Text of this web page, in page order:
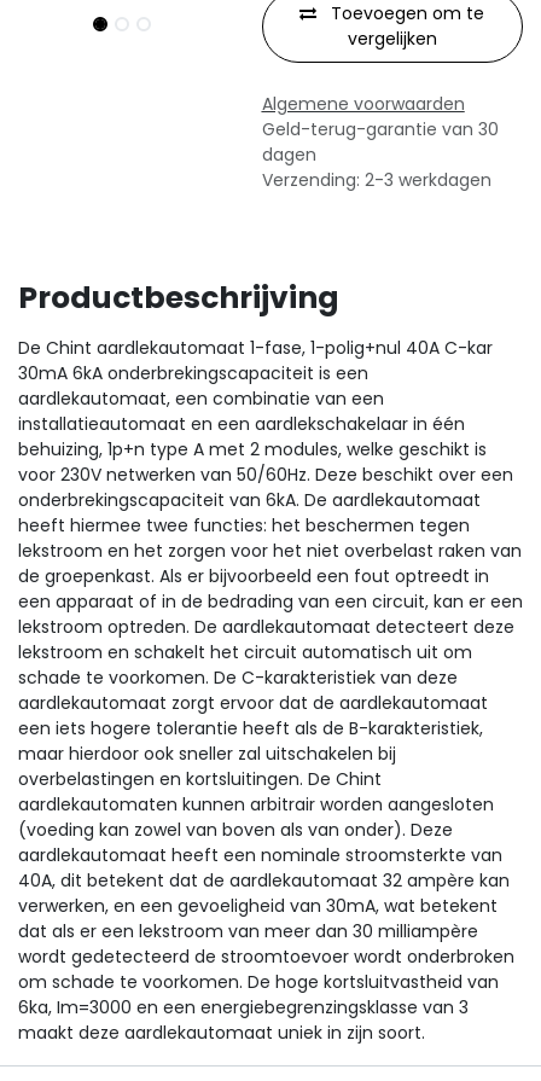
Toevoegen om te
vergelijken
Algemene voorwaarden
Geld-terug-garantie van 30
dagen
Verzending: 2-3 werkdagen
Productbeschrijving
De Chint aardlekautomaat 1-fase, 1-polig+nul 40A C-kar
30mA 6kA onderbrekingscapaciteit is een
aardlekautomaat, een combinatie van een
installatieautomaat en een aardlekschakelaar in één
behuizing, 1p+n type A met 2 modules, welke geschikt is
voor 230V netwerken van 50/60Hz. Deze beschikt over een
onderbrekingscapaciteit van 6kA. De aardlekautomaat
heeft hiermee twee functies: het beschermen tegen
lekstroom en het zorgen voor het niet overbelast raken van
de groepenkast. Als er bijvoorbeeld een fout optreedt in
een apparaat of in de bedrading van een circuit, kan er een
lekstroom optreden. De aardlekautomaat detecteert deze
lekstroom en schakelt het circuit automatisch uit om
schade te voorkomen. De C-karakteristiek van deze
aardlekautomaat zorgt ervoor dat de aardlekautomaat
een iets hogere tolerantie heeft als de B-karakteristiek,
maar hierdoor ook sneller zal uitschakelen bij
overbelastingen en kortsluitingen. De Chint
aardlekautomaten kunnen arbitrair worden aangesloten
(voeding kan zowel van boven als van onder). Deze
aardlekautomaat heeft een nominale stroomsterkte van
40A, dit betekent dat de aardlekautomaat 32 ampère kan
verwerken, en een gevoeligheid van 30mA, wat betekent
dat als er een lekstroom van meer dan 30 milliampère
wordt gedetecteerd de stroomtoevoer wordt onderbroken
om schade te voorkomen. De hoge kortsluitvastheid van
6ka, Im=3000 en een energiebegrenzingsklasse van 3
maakt deze aardlekautomaat uniek in zijn soort.